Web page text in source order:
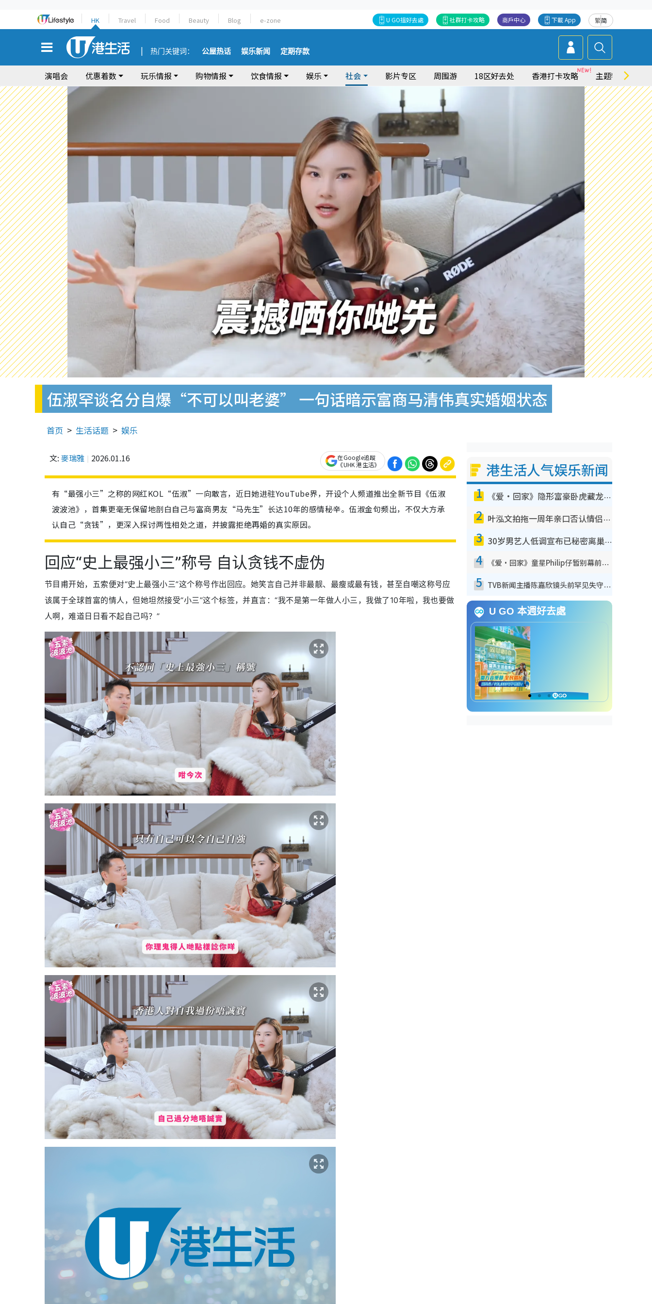
HK Travel Food Beauty Blog e-zone 繁简
下載 App
商戶中心
社群打卡攻略
U GO搵好去處
热门关键词： 公屋热话 娱乐新闻 定期存款
演唱会 优惠着数 玩乐情报 购物情报 饮食情报 娱乐 社会 影片专区 周围游 18区好去处 香港打卡攻略 主题特集
伍淑罕谈名分自爆“不可以叫老婆” 一句话暗示富商马清伟真实婚姻状态
首页 生活话题 娱乐
文: 麥瑞雅 2026.01.16
在Google追蹤
《UHK 港生活》
有“最强小三”之称的网红KOL“伍淑”一向敢言，近日她进驻YouTube界，开设个人频道推出全新节目《伍淑
波波池》，首集更毫无保留地剖白自己与富商男友“马先生”长达10年的感情秘辛。伍淑金句频出，不仅大方承
认自己“贪钱”，更深入探讨两性相处之道，并披露拒绝再婚的真实原因。
回应“史上最强小三”称号 自认贪钱不虚伪
节目甫开始，五索便对“史上最强小三”这个称号作出回应。她笑言自己并非最靓、最瘦或最有钱，甚至自嘲这称号应
该属于全球首富的情人，但她坦然接受“小三”这个标签，并直言：“我不是第一年做人小三，我做了10年啦，我也要做
人啊，难道日日看不起自己吗？”
港生活人气娱乐新闻
1 《爱·回家》隐形富豪卧虎藏龙！盘点12位财气逼人的有钱艺人：这位美女3亿身家不愁做
2 叶泓文拍拖一周年亲口否认情侣关系？！被质疑感情造假竟称GM“普通同事”
3 30岁男艺人低调宣布已秘密离巢！人气急跌变失踪人口：“这几年过得并不容易”
4 《爱·回家》童星Philip仔暂别幕前久违现身！15岁近况暴风成长长高变帅气少年
5 TVB新闻主播陈嘉欣镜头前罕见失守！遭林超英一句话突袭吓坏当场大笑
U GO 本週好去處